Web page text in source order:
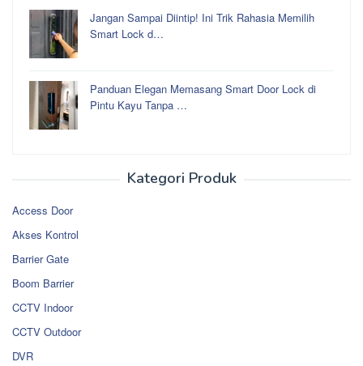
Jangan Sampai Diintip! Ini Trik Rahasia Memilih
Smart Lock d…
Panduan Elegan Memasang Smart Door Lock di
Pintu Kayu Tanpa …
Kategori Produk
Access Door
Akses Kontrol
Barrier Gate
Boom Barrier
CCTV Indoor
CCTV Outdoor
DVR